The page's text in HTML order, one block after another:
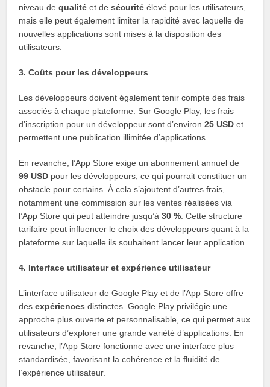
niveau dequalité et desécurité élevé pour les utilisateurs,
mais elle peut également limiter la rapidité avec laquelle de
nouvelles applications sont mises à la disposition des
utilisateurs.
3. Coûts pour les développeurs
Les développeurs doivent également tenir compte des frais
associés à chaque plateforme. Sur Google Play, les frais
d’inscription pour un développeur sont d’environ25 USD et
permettent une publication illimitée d’applications.
En revanche, l’App Store exige un abonnement annuel de
99 USD pour les développeurs, ce qui pourrait constituer un
obstacle pour certains. À cela s’ajoutent d’autres frais,
notamment une commission sur les ventes réalisées via
l’App Store qui peut atteindre jusqu’à30 % . Cette structure
tarifaire peut influencer le choix des développeurs quant à la
plateforme sur laquelle ils souhaitent lancer leur application.
4. Interface utilisateur et expérience utilisateur
L’interface utilisateur de Google Play et de l’App Store offre
desexpériences distinctes. Google Play privilégie une
approche plus ouverte et personnalisable, ce qui permet aux
utilisateurs d’explorer une grande variété d’applications. En
revanche, l’App Store fonctionne avec une interface plus
standardisée, favorisant la cohérence et la fluidité de
l’expérience utilisateur.